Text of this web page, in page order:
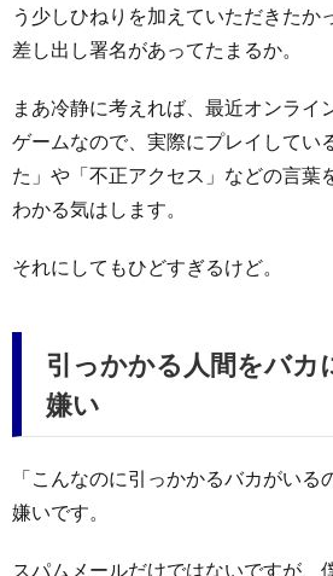
う少しひねりを加えていただきたか
差し出し署名があってたまるか。
まあ冷静に考えれば、最近オンライ
ゲームなので、実際にプレイしてい
た」や「不正アクセス」などの言葉
わかる気はします。
それにしてもひどすぎるけど。
引っかかる人間をバカ
嫌い
「こんなのに引っかかるバカがい
嫌いです。
スパムメールだけではないですが、